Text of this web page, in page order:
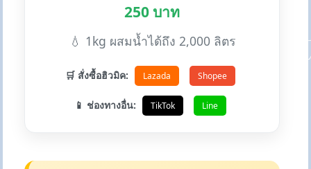
250 บาท
💧 1kg ผสมน้ำได้ถึง 2,000 ลิตร
🛒 สั่งซื้อฮิวมิค: Lazada Shopee
📱 ช่องทางอื่น: TikTok Line